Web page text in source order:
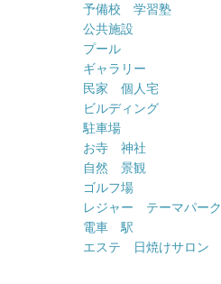
予備校 学習塾
公共施設
プール
ギャラリー
民家 個人宅
ビルディング
駐車場
お寺 神社
自然 景観
ゴルフ場
レジャー テーマパーク
電車 駅
エステ 日焼けサロン